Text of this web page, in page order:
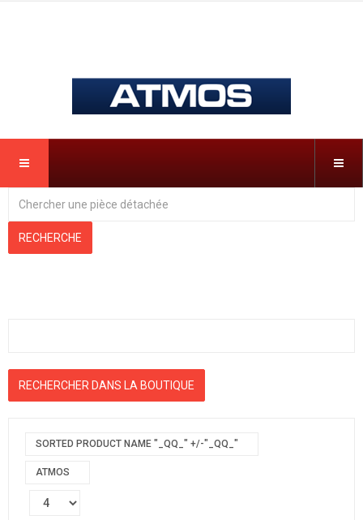
SORTED PRODUCT NAME "_QQ_" +/-"_QQ_"
ATMOS